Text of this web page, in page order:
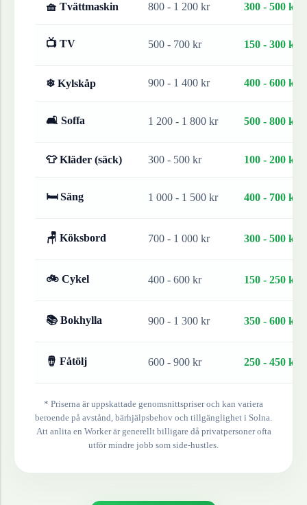
🧺 Tvättmaskin 800 - 1 200 kr 300 - 500 kr
📺 TV 500 - 700 kr 150 - 300 kr
❄ Kylskåp 900 - 1 400 kr 400 - 600 kr
🛋 Soffa 1 200 - 1 800 kr 500 - 800 kr
👕 Kläder (säck) 300 - 500 kr 100 - 200 kr
🛏 Säng 1 000 - 1 500 kr 400 - 700 kr
🪑 Köksbord 700 - 1 000 kr 300 - 500 kr
🚲 Cykel 400 - 600 kr 150 - 250 kr
📚 Bokhylla 900 - 1 300 kr 350 - 600 kr
🪘 Fåtölj 600 - 900 kr 250 - 450 kr
* Priserna är uppskattade genomsnittspriser och kan variera
beroende på avstånd, bärhjälpsbehov och tillgänglighet i Solna.
Att anlita en Worker är generellt billigare då privatpersoner ofta
utför mindre jobb som side-hustles.